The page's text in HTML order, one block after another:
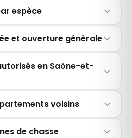
espèce
et ouverture générale
en Saône-et-
voisins
de chasse